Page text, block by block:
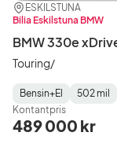
Plats:
ESKILSTUNA
Återförsäljare:
Bilia Eskilstuna BMW
BMW 330e
Touring/
Fuel
Type:
Bensin+El
Mätarställning:
502 mil
Model
Year:
Gearbox
Type:
Kontantpris
489 000 kr